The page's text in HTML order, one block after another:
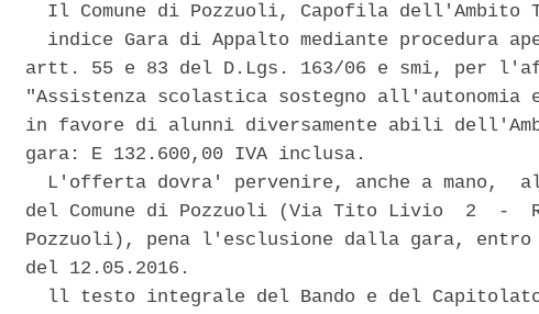
Il Comune di Pozzuoli, Capofila dell'Ambito
indice Gara di Appalto mediante procedura
artt. 55 e 83 del D.Lgs. 163/06 e smi, per
"Assistenza scolastica sostegno all'autonomia
in favore di alunni diversamente abili
gara: E 132.600,00 IVA inclusa.
L'offerta dovra' pervenire, anche a mano,
del Comune di Pozzuoli (Via Tito Livio  2  -
Pozzuoli), pena l'esclusione dalla gara,
del 12.05.2016.
ll testo integrale del Bando e del